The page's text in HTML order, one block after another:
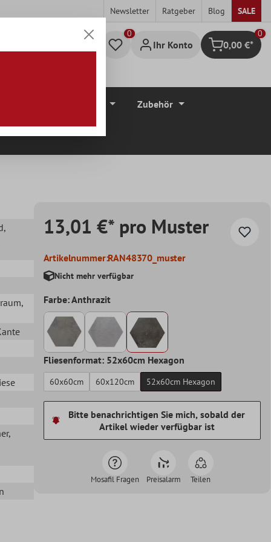
Newsletter Ratgeber Blog SALE
Ihr Konto Warenkorb
0
0,00 €*
Zubehör
,
,
,
13,01 €* pro Muster
Artikelnummer:RAN48370_muster
Nicht mehr verfügbar
Farbe: Anthrazit
Fliesenformat: 52x60cm Hexagon
60x60cm 60x120cm 52x60cm Hexagon
Bitte benachrichtigen Sie mich, sobald der
Artikel wieder verfügbar ist
Mosafil Fragen Preisalarm Teilen